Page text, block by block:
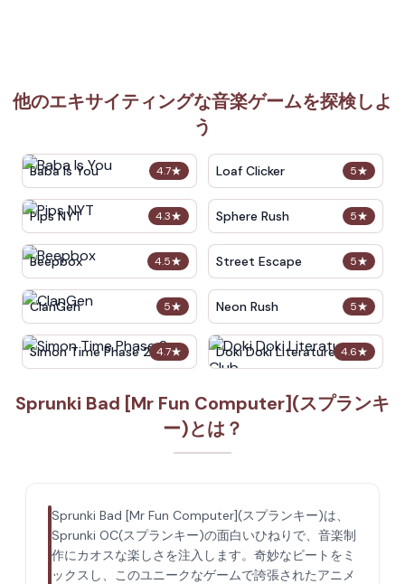
他のエキサイティングな音楽ゲームを探検しよ
う
4.7★
Baba Is You 5★
Loaf Clicker
4.3★
Pips NYT 5★
Sphere Rush
4.5★
Beepbox 5★
Street Escape
5★
ClanGen 5★
Neon Rush
4.7★
Simon Time Phase 2 4.6★
Doki Doki Literature Club
Sprunki Bad [Mr Fun Computer](スプランキ
ー)とは？
Sprunki Bad [Mr Fun Computer](スプランキー)は、
Sprunki OC(スプランキー)の面白いひねりで、音楽制
作にカオスな楽しさを注入します。奇妙なビートをミ
ックスし、このユニークなゲームで誇張されたアニメ